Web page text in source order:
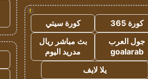
!
كورة 365
كورة سيتي
جول العرب
goalarab
بث مباشر ريال
مدريد اليوم
يلا لايف